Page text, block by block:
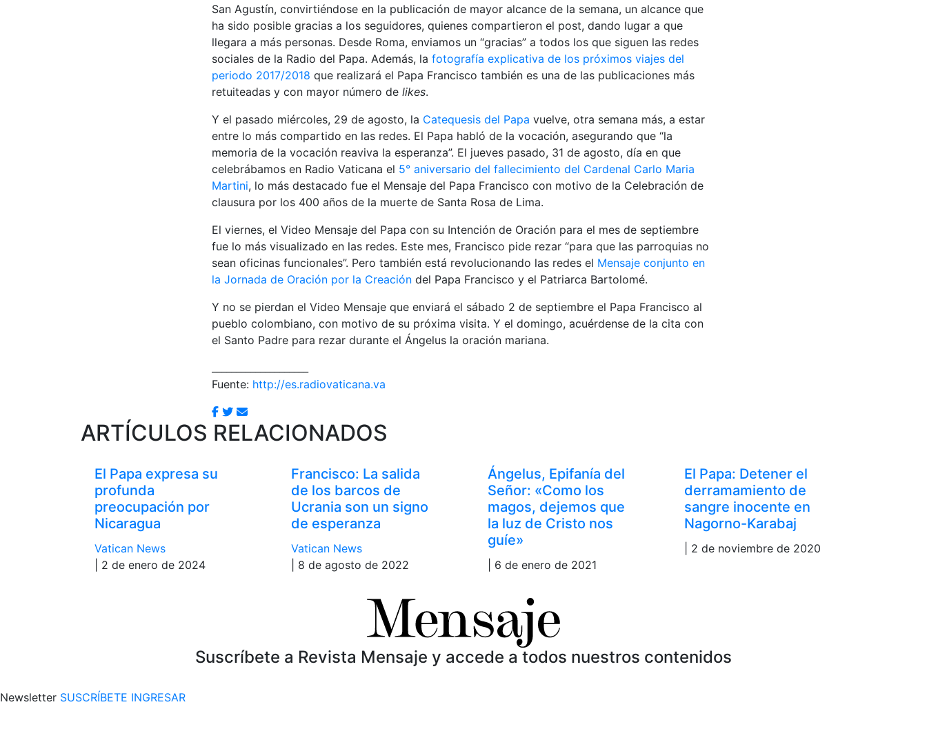
San Agustín, convirtiéndose en la publicación de mayor alcance de la semana, un alcance que
ha sido posible gracias a los seguidores, quienes compartieron el post, dando lugar a que
llegara a más personas. Desde Roma, enviamos un “gracias” a todos los que siguen las redes
sociales de la Radio del Papa. Además, la fotografía explicativa de los próximos viajes del
periodo 2017/2018 que realizará el Papa Francisco también es una de las publicaciones más
retuiteadas y con mayor número de likes.
Y el pasado miércoles, 29 de agosto, la Catequesis del Papa vuelve, otra semana más, a estar
entre lo más compartido en las redes. El Papa habló de la vocación, asegurando que “la
memoria de la vocación reaviva la esperanza”. El jueves pasado, 31 de agosto, día en que
celebrábamos en Radio Vaticana el 5° aniversario del fallecimiento del Cardenal Carlo Maria
Martini, lo más destacado fue el Mensaje del Papa Francisco con motivo de la Celebración de
clausura por los 400 años de la muerte de Santa Rosa de Lima.
El viernes, el Video Mensaje del Papa con su Intención de Oración para el mes de septiembre
fue lo más visualizado en las redes. Este mes, Francisco pide rezar “para que las parroquias no
sean oficinas funcionales”. Pero también está revolucionando las redes el Mensaje conjunto en
la Jornada de Oración por la Creación del Papa Francisco y el Patriarca Bartolomé.
Y no se pierdan el Video Mensaje que enviará el sábado 2 de septiembre el Papa Francisco al
pueblo colombiano, con motivo de su próxima visita. Y el domingo, acuérdense de la cita con
el Santo Padre para rezar durante el Ángelus la oración mariana.
Fuente: http://es.radiovaticana.va
ARTÍCULOS RELACIONADOS
El Papa expresa su
profunda
preocupación por
Nicaragua
Vatican News
| 2 de enero de 2024
Francisco: La salida
de los barcos de
Ucrania son un signo
de esperanza
Vatican News
| 8 de agosto de 2022
Ángelus, Epifanía del
Señor: «Como los
magos, dejemos que
la luz de Cristo nos
guíe»
| 6 de enero de 2021
El Papa: Detener el
derramamiento de
sangre inocente en
Nagorno-Karabaj
| 2 de noviembre de 2020
Suscríbete a Revista Mensaje y accede a todos nuestros contenidos
Newsletter SUSCRÍBETE INGRESAR